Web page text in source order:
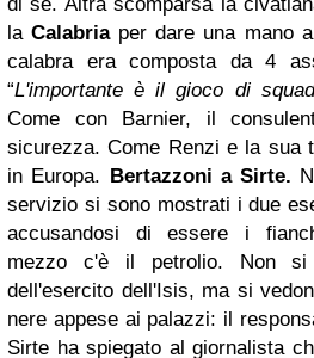
laCalabriaper dare una mano
calabra era composta da 4
“L'importante è il gioco di
Come con Barnier, il
sicurezza. Come Renzi e la sua
in Europa. Bertazzoni a Sirte.
servizio si sono mostrati i due
accusandosi di essere i
mezzo c'è il petrolio.
Non si
dell'esercito dell'Isis, ma si
nere appese ai palazzi: il
Sirte ha spiegato al giornalista